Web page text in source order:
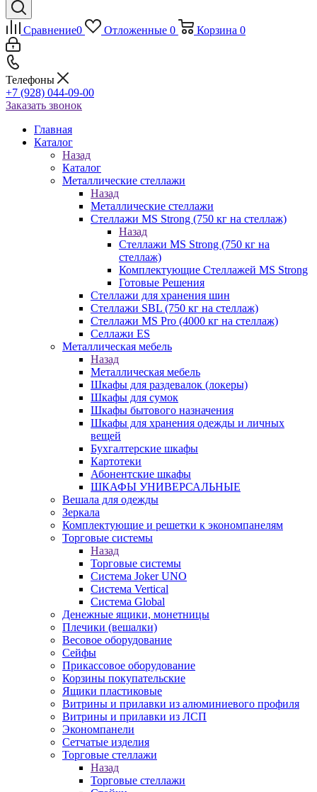
Сравнение0 Отложенные 0 Корзина 0
Телефоны
+7 (928) 044-09-00
Заказать звонок
Главная
Каталог
Назад
Каталог
Металлические стеллажи
Назад
Металлические стеллажи
Стеллажи MS Strong (750 кг на стеллаж)
Назад
Стеллажи MS Strong (750 кг на
стеллаж)
Комплектующие Стеллажей MS Strong
Готовые Решения
Стеллажи для хранения шин
Стеллажи SBL (750 кг на стеллаж)
Стеллажи MS Pro (4000 кг на стеллаж)
Селлажи ES
Металлическая мебель
Назад
Металлическая мебель
Шкафы для раздевалок (локеры)
Шкафы для сумок
Шкафы бытового назначения
Шкафы для хранения одежды и личных
вещей
Бухгалтерские шкафы
Картотеки
Абонентские шкафы
ШКАФЫ УНИВЕРСАЛЬНЫЕ
Вешала для одежды
Зеркала
Комплектующие и решетки к экономпанелям
Торговые системы
Назад
Торговые системы
Система Joker UNO
Система Vertical
Система Global
Денежные ящики, монетницы
Плечики (вешалки)
Весовое оборудование
Сейфы
Прикассовое оборудование
Корзины покупательские
Ящики пластиковые
Витрины и прилавки из алюминиевого профиля
Витрины и прилавки из ЛСП
Экономпанели
Сетчатые изделия
Торговые стеллажи
Назад
Торговые стеллажи